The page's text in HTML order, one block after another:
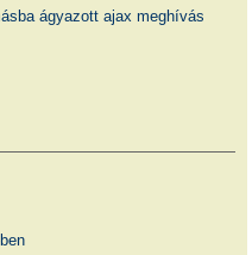
ágyazott ajax meghívás